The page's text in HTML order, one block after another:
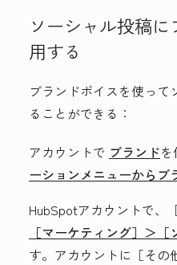
ソーシャル投稿
用する
ブランドボイスを使って
ることができる：
アカウントで ブランド
ーションメニューからブ
HubSpotアカウントで、
［マーケティング］＞
す。アカウントに ［そ